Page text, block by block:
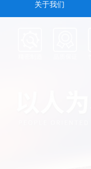
关于我们